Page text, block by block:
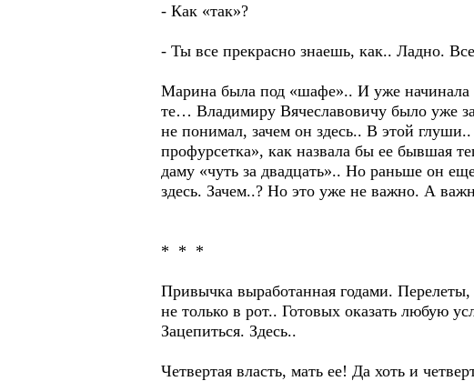
- Как «так»?
- Ты все прекрасно знаешь, как.. Ладно.
Марина была под «шафе».. И уже начинала
те… Владимиру Вячеславовичу было уже
не понимал, зачем он здесь.. В этой
профурсетка», как назвала бы ее бывшая
даму «чуть за двадцать».. Но раньше он
здесь. Зачем..? Но это уже не важно. А
* * *
Привычка выработанная годами.
не только в рот.. Готовых оказать любую
Зацепиться. Здесь..
Четвертая власть, мать ее! Да хоть и